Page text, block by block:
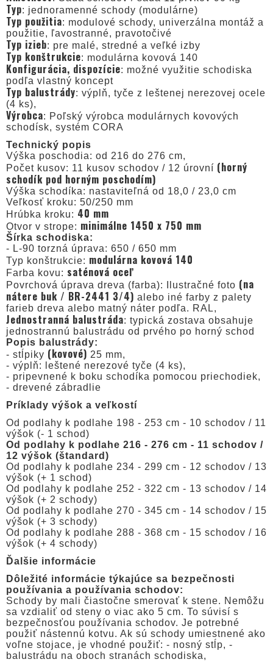
Typ: jednoramenné schody (modulárne)
Typ použitia: modulové schody, univerzálna montáž a
použitie, ľavostranné, pravotočivé
Typ izieb: pre malé, stredné a veľké izby
Typ konštrukcie: modulárna kovová 140
Konfigurácia, dispozície: možné využitie schodiska
podľa vlastný koncept
Typ balustrády: výplň, tyče z leštenej nerezovej ocele
(4 ks),
Výrobca: Poľský výrobca modulárnych kovových
schodísk, systém CORA
Technický popis
Výška poschodia: od 216 do 276 cm,
Počet kusov: 11 kusov schodov / 12 úrovní (horný
schodík pod horným poschodím)
Výška schodíka: nastaviteľná od 18,0 / 23,0 cm
Veľkosť kroku: 50/250 mm
Hrúbka kroku: 40 mm
Otvor v strope: minimálne 1450 x 750 mm
Šírka schodiska:
- L-90 torzná úprava: 650 / 650 mm
Typ konštrukcie: modulárna kovová 140
Farba kovu: saténová oceľ
Povrchová úprava dreva (farba): Ilustračné foto (na
nátere buk / BR-2441 3/4) alebo iné farby z palety
farieb dreva alebo matný náter podľa. RAL,
Jednostranná balustráda: typická zostava obsahuje
jednostrannú balustrádu od prvého po horný schod
Popis balustrády:
- stĺpiky (kovové) 25 mm,
- výplň: leštené nerezové tyče (4 ks),
- pripevnené k boku schodíka pomocou priechodiek,
- drevené zábradlie
Príklady výšok a veľkostí
Od podlahy k podlahe 198 - 253 cm - 10 schodov / 11
výšok (- 1 schod)
Od podlahy k podlahe 216 - 276 cm - 11 schodov /
12 výšok (štandard)
Od podlahy k podlahe 234 - 299 cm - 12 schodov / 13
výšok (+ 1 schod)
Od podlahy k podlahe 252 - 322 cm - 13 schodov / 14
výšok (+ 2 schody)
Od podlahy k podlahe 270 - 345 cm - 14 schodov / 15
výšok (+ 3 schody)
Od podlahy k podlahe 288 - 368 cm - 15 schodov / 16
výšok (+ 4 schody)
Ďalšie informácie
Dôležité informácie týkajúce sa bezpečnosti
používania a používania schodov:
Schody by mali čiastočne smerovať k stene. Nemôžu
sa vzdialiť od steny o viac ako 5 cm. To súvisí s
bezpečnosťou používania schodov. Je potrebné
použiť nástennú kotvu. Ak sú schody umiestnené ako
voľne stojace, je vhodné použiť: - nosný stĺp, -
balustrádu na oboch stranách schodiska,